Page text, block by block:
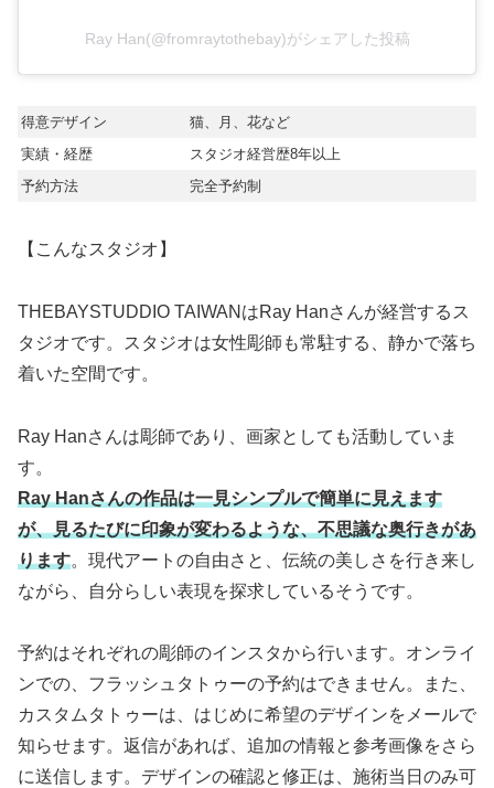
Ray Han(@fromraytothebay)がシェアした投稿
得意デザイン
猫、月、花など
実績・経歴
スタジオ経営歴8年以上
予約方法
完全予約制
【こんなスタジオ】
THEBAYSTUDDIO TAIWANはRay Hanさんが経営するス
タジオです。スタジオは女性彫師も常駐する、静かで落ち
着いた空間です。
Ray Hanさんは彫師であり、画家としても活動していま
す。
Ray Hanさんの作品は一見シンプルで簡単に見えます
が、見るたびに印象が変わるような、不思議な奥行きがあ
ります。現代アートの自由さと、伝統の美しさを行き来し
ながら、自分らしい表現を探求しているそうです。
予約はそれぞれの彫師のインスタから行います。オンライ
ンでの、フラッシュタトゥーの予約はできません。また、
カスタムタトゥーは、はじめに希望のデザインをメールで
知らせます。返信があれば、追加の情報と参考画像をさら
に送信します。デザインの確認と修正は、施術当日のみ可